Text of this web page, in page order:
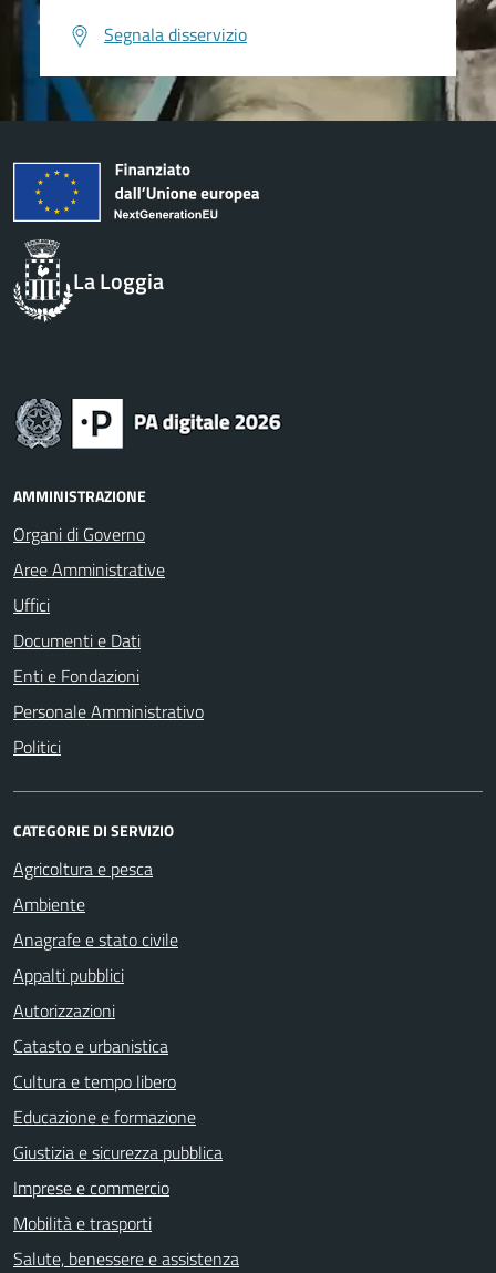
Segnala disservizio
La Loggia
AMMINISTRAZIONE
Organi di Governo
Aree Amministrative
Uffici
Documenti e Dati
Enti e Fondazioni
Personale Amministrativo
Politici
CATEGORIE DI SERVIZIO
Agricoltura e pesca
Ambiente
Anagrafe e stato civile
Appalti pubblici
Autorizzazioni
Catasto e urbanistica
Cultura e tempo libero
Educazione e formazione
Giustizia e sicurezza pubblica
Imprese e commercio
Mobilità e trasporti
Salute, benessere e assistenza